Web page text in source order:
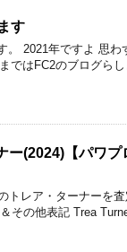
す
。 2021年ですよ 思わ
ではFC2のブログら
ー(2024)【パワ
トレア・ターナーを
その他表記 Trea